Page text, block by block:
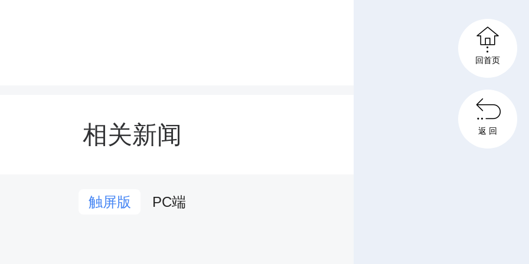
祝愿。他表示县总工会将持续聚
相关新闻
触屏版 PC端

回首页

返 回